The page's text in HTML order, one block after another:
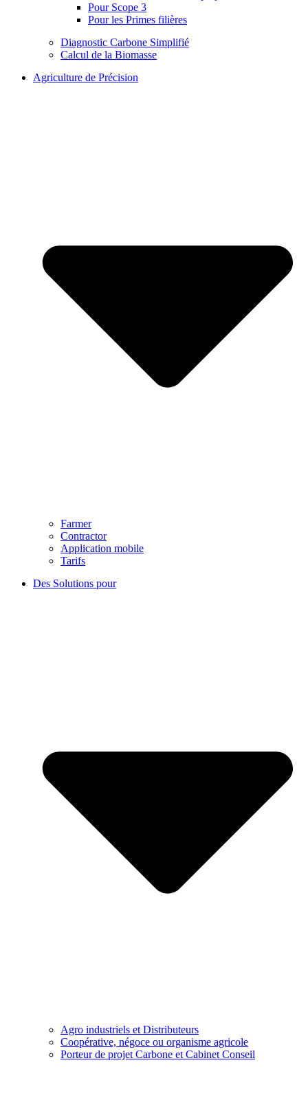
Pour Scope 3
Pour les Primes filières
Diagnostic Carbone Simplifié
Calcul de la Biomasse
Agriculture de Précision
Farmer
Contractor
Application mobile
Tarifs
Des Solutions pour
Agro industriels et Distributeurs
Coopérative, négoce ou organisme agricole
Porteur de projet Carbone et Cabinet Conseil